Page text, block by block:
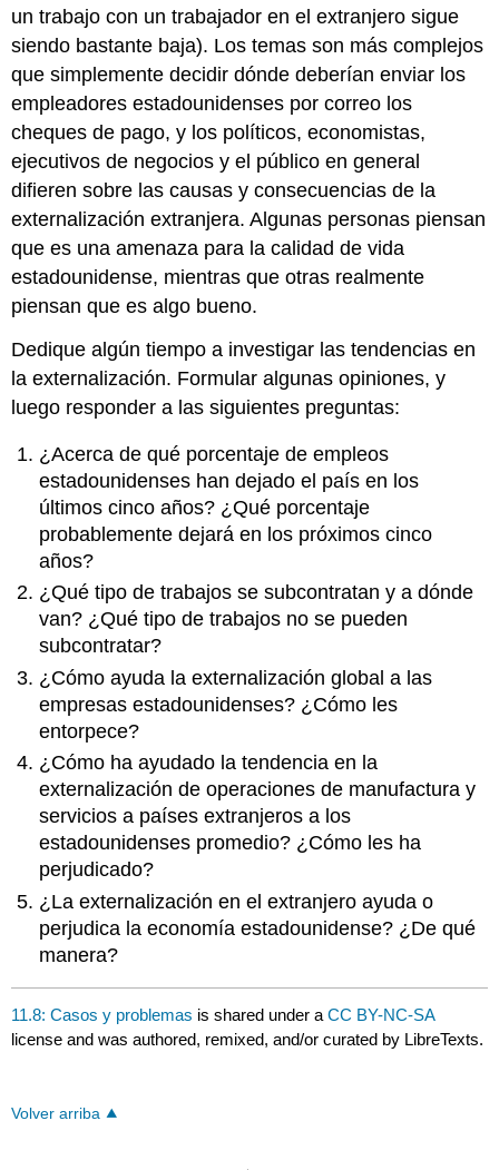
un trabajo con un trabajador en el extranjero sigue
siendo bastante baja). Los temas son más complejos
que simplemente decidir dónde deberían enviar los
empleadores estadounidenses por correo los
cheques de pago, y los políticos, economistas,
ejecutivos de negocios y el público en general
difieren sobre las causas y consecuencias de la
externalización extranjera. Algunas personas piensan
que es una amenaza para la calidad de vida
estadounidense, mientras que otras realmente
piensan que es algo bueno.
Dedique algún tiempo a investigar las tendencias en
la externalización. Formular algunas opiniones, y
luego responder a las siguientes preguntas:
¿Acerca de qué porcentaje de empleos
estadounidenses han dejado el país en los
últimos cinco años? ¿Qué porcentaje
probablemente dejará en los próximos cinco
años?
¿Qué tipo de trabajos se subcontratan y a dónde
van? ¿Qué tipo de trabajos no se pueden
subcontratar?
¿Cómo ayuda la externalización global a las
empresas estadounidenses? ¿Cómo les
entorpece?
¿Cómo ha ayudado la tendencia en la
externalización de operaciones de manufactura y
servicios a países extranjeros a los
estadounidenses promedio? ¿Cómo les ha
perjudicado?
¿La externalización en el extranjero ayuda o
perjudica la economía estadounidense? ¿De qué
manera?
11.8: Casos y problemas is shared under aCC BY-NC-SA
license and was authored, remixed, and/or curated by LibreTexts.
Volver arriba